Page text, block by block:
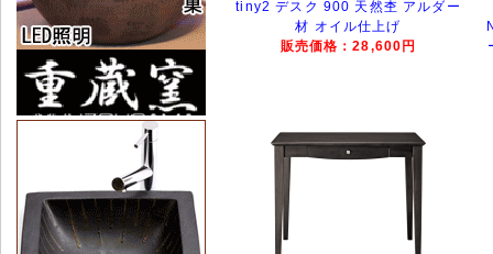
tiny2 デスク 900 天然杢 アルダー
材 オイル仕上げ
販売価格：28,600円